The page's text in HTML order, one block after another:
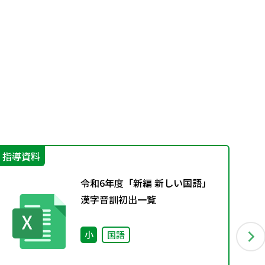
指導資料
令和6年度「新編 新しい国語」
漢字音訓初出一覧
小 国語